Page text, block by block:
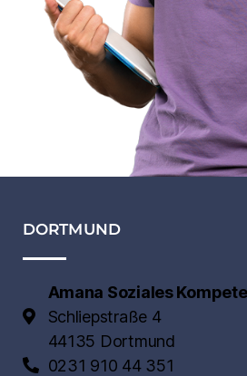
DORTMUND
Amana Soziales
Schliepstraße 4
44135 Dortmund
0231 910 44 351